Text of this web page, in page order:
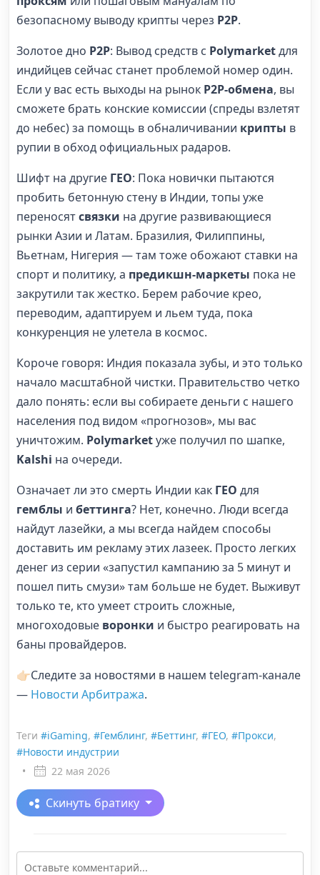
безопасному выводу крипты через P2P.
Золотое дно P2P: Вывод средств с Polymarketдля
индийцев сейчас станет проблемой номер один.
Если у вас есть выходы на рынок P2P-обмена, вы
сможете брать конские комиссии (спреды взлетят
до небес) за помощь в обналичивании крипты в
рупии в обход официальных радаров.
Шифт на другие ГЕО: Пока новички пытаются
пробить бетонную стену в Индии, топы уже
переносятсвязки на другие развивающиеся
рынки Азии и Латам. Бразилия, Филиппины,
Вьетнам, Нигерия — там тоже обожают ставки на
спорт и политику, а предикшн-маркеты пока не
закрутили так жестко. Берем рабочие крео,
переводим, адаптируем и льем туда, пока
конкуренция не улетела в космос.
Короче говоря: Индия показала зубы, и это только
начало масштабной чистки. Правительство четко
дало понять: если вы собираете деньги с нашего
населения под видом «прогнозов», мы вас
уничтожим. Polymarketуже получил по шапке,
Kalshi на очереди.
Означает ли это смерть Индии как ГЕО для
гемблы и беттинга? Нет, конечно. Люди всегда
найдут лазейки, а мы всегда найдем способы
доставить им рекламу этих лазеек. Просто легких
денег из серии «запустил кампанию за 5 минут и
пошел пить смузи» там больше не будет. Выживут
только те, кто умеет строить сложные,
многоходовые воронки и быстро реагировать на
баны провайдеров.
👉🏻Следите за новостями в нашем telegram-канале
— Новости Арбитража.
Теги #iGaming, #Гемблинг, #Беттинг, #ГЕО, #Прокси,
#Новости индустрии
•
22 мая 2026
Скинуть братику